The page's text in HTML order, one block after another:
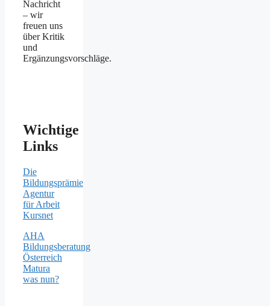
Nachricht
– wir
freuen uns
über Kritik
und
Ergänzungsvorschläge.
Wichtige
Links
Die
Bildungsprämie
Agentur
für Arbeit
Kursnet
AHA
Bildungsberatung
Österreich
Matura
was nun?